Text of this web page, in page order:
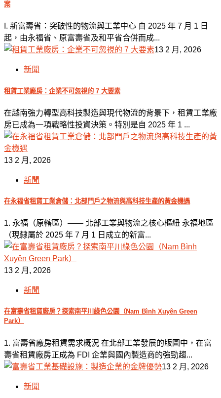
案
I. 新富壽省：突破性的物流與工業中心 自 2025 年 7 月 1 日
起，由永福省、原富壽省及和平省合併而成...
13 2 月, 2026
新聞
租賃工業廠房：企業不可忽視的 7 大要素
在越南強力轉型高科技製造與現代物流的背景下，租賃工業廠
房已成為一項戰略性投資決策。特別是自 2025 年 1 ...
13 2 月, 2026
新聞
在永福省租賃工業倉儲：北部門戶之物流與高科技生產的黃金機遇
1. 永福（原轄區）—— 北部工業與物流之核心樞紐 永福地區
（現隸屬於 2025 年 7 月 1 日成立的新富...
13 2 月, 2026
新聞
在富壽省租賃廠房？探索南平川綠色公園（Nam Bình Xuyên Green
Park）
1. 富壽省廠房租賃需求概況 在北部工業發展的版圖中，在富
壽省租賃廠房正成為 FDI 企業與國內製造商的強勁趨...
13 2 月, 2026
新聞